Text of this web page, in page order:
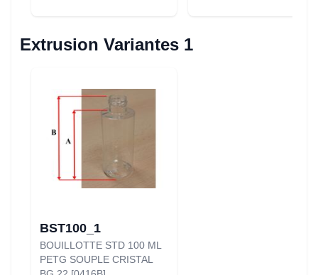
Extrusion Variantes 1
BST100_1
BOUILLOTTE STD 100 ML
PETG SOUPLE CRISTAL